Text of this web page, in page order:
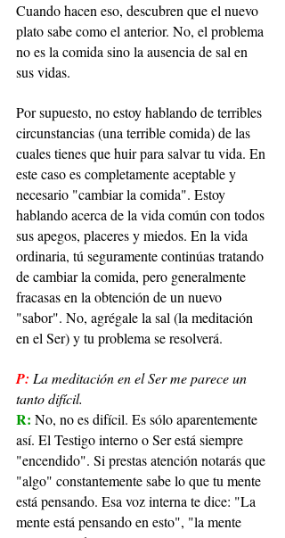
Cuando hacen eso, descubren que el nuevo
plato sabe como el anterior. No, el problema
no es la comida sino la ausencia de sal en
sus vidas.
Por supuesto, no estoy hablando de terribles
circunstancias (una terrible comida) de las
cuales tienes que huir para salvar tu vida. En
este caso es completamente aceptable y
necesario "cambiar la comida". Estoy
hablando acerca de la vida común con todos
sus apegos, placeres y miedos. En la vida
ordinaria, tú seguramente continúas tratando
de cambiar la comida, pero generalmente
fracasas en la obtención de un nuevo
"sabor". No, agrégale la sal (la meditación
en el Ser) y tu problema se resolverá.
P: La meditación en el Ser me parece un
tanto difícil.
R: No, no es difícil. Es sólo aparentemente
así. El Testigo interno o Ser está siempre
"encendido". Si prestas atención notarás que
"algo" constantemente sabe lo que tu mente
está pensando. Esa voz interna te dice: "La
mente está pensando en esto", "la mente